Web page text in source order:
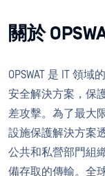
關於
OPSWAT 是 IT 領
安全解決方案，保
差攻擊。為了最大
設施保護解決方案
公共和私營部門組
備存取的傳輸。全